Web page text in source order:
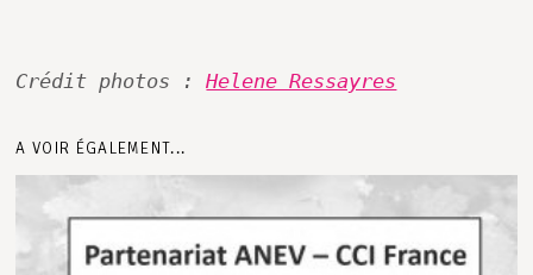
Crédit photos : Helene Ressayres
A VOIR ÉGALEMENT...